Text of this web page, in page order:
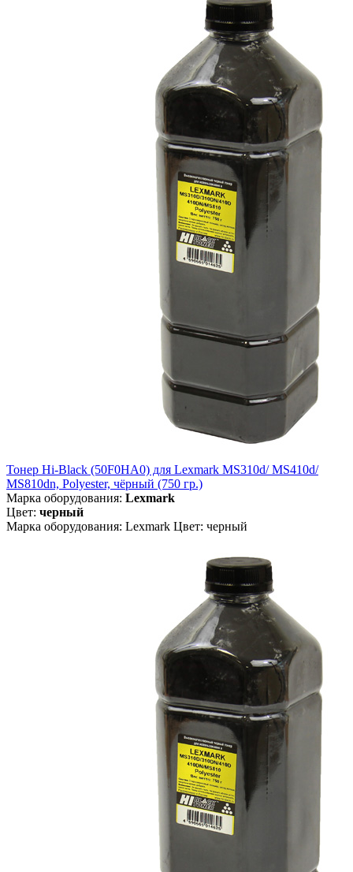
Тонер Hi-Black (50F0HA0) для Lexmark MS310d/ MS410d/
MS810dn, Polyester, чёрный (750 гр.)
Марка оборудования: Lexmark
Цвет: черный
Марка оборудования: Lexmark Цвет: черный